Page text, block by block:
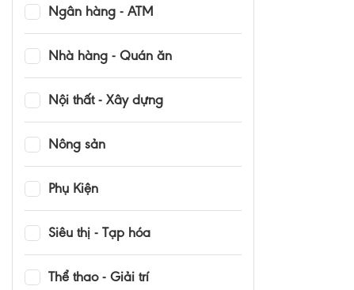
Ngân hàng - ATM
Nhà hàng - Quán ăn
Nội thất - Xây dựng
Nông sản
Phụ Kiện
Siêu thị - Tạp hóa
Thể thao - Giải trí